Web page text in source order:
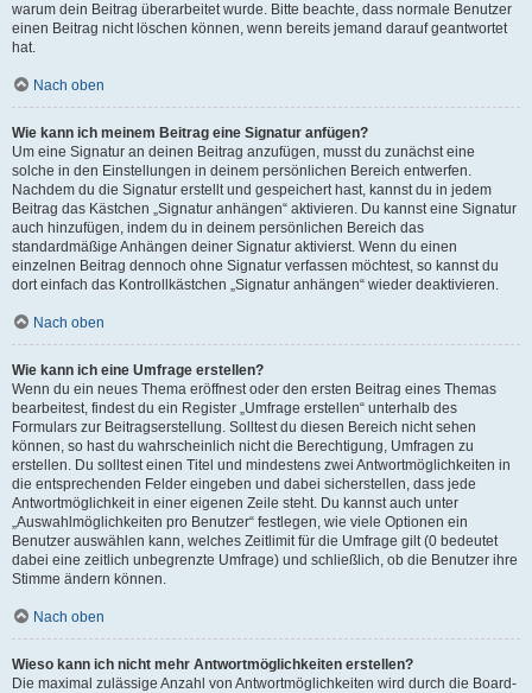
warum dein Beitrag überarbeitet wurde. Bitte beachte, dass normale Benutzer
einen Beitrag nicht löschen können, wenn bereits jemand darauf geantwortet
hat.
Nach oben
Wie kann ich meinem Beitrag eine Signatur anfügen?
Um eine Signatur an deinen Beitrag anzufügen, musst du zunächst eine
solche in den Einstellungen in deinem persönlichen Bereich entwerfen.
Nachdem du die Signatur erstellt und gespeichert hast, kannst du in jedem
Beitrag das Kästchen „Signatur anhängen“ aktivieren. Du kannst eine Signatur
auch hinzufügen, indem du in deinem persönlichen Bereich das
standardmäßige Anhängen deiner Signatur aktivierst. Wenn du einen
einzelnen Beitrag dennoch ohne Signatur verfassen möchtest, so kannst du
dort einfach das Kontrollkästchen „Signatur anhängen“ wieder deaktivieren.
Nach oben
Wie kann ich eine Umfrage erstellen?
Wenn du ein neues Thema eröffnest oder den ersten Beitrag eines Themas
bearbeitest, findest du ein Register „Umfrage erstellen“ unterhalb des
Formulars zur Beitragserstellung. Solltest du diesen Bereich nicht sehen
können, so hast du wahrscheinlich nicht die Berechtigung, Umfragen zu
erstellen. Du solltest einen Titel und mindestens zwei Antwortmöglichkeiten in
die entsprechenden Felder eingeben und dabei sicherstellen, dass jede
Antwortmöglichkeit in einer eigenen Zeile steht. Du kannst auch unter
„Auswahlmöglichkeiten pro Benutzer“ festlegen, wie viele Optionen ein
Benutzer auswählen kann, welches Zeitlimit für die Umfrage gilt (0 bedeutet
dabei eine zeitlich unbegrenzte Umfrage) und schließlich, ob die Benutzer ihre
Stimme ändern können.
Nach oben
Wieso kann ich nicht mehr Antwortmöglichkeiten erstellen?
Die maximal zulässige Anzahl von Antwortmöglichkeiten wird durch die Board-